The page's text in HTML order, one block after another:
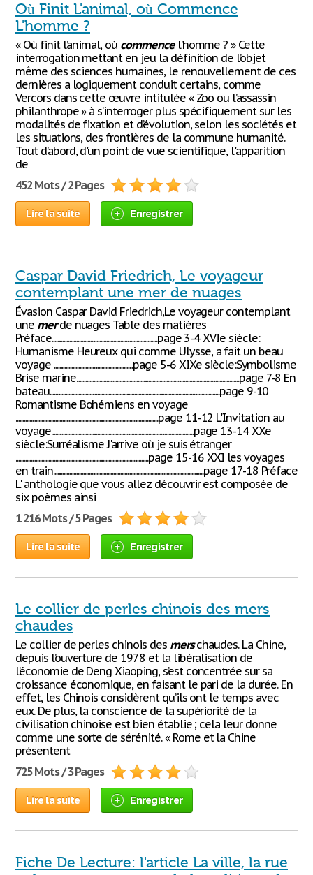
Où Finit L'animal, où Commence
L'homme ?
« Où finit l’animal, où commencel’homme ? » Cette
interrogation mettant en jeu la définition de l’objet
même des sciences humaines, le renouvellement de ces
dernières a logiquement conduit certains, comme
Vercors dans cette œuvre intitulée « Zoo ou l’assassin
philanthrope » à s’interroger plus spécifiquement sur les
modalités de fixation et d’évolution, selon les sociétés et
les situations, des frontières de la commune humanité.
Tout d’abord, d'un point de vue scientifique, l'apparition
de
452 Mots / 2 Pages
Lire la suite Enregistrer
Caspar David Friedrich, Le voyageur
contemplant une mer de nuages
Évasion Caspar David Friedrich,Le voyageur contemplant
une merde nuages Table des matières
Préface.............................................................................page 3-4 XVIe siècle:
Humanisme Heureux qui comme Ulysse, a fait un beau
voyage ..........................................................page 5-6 XIXe siècle:Symbolisme
Brise marine.......................................................................................................................page 7-8 En
bateau............................................................................................................................page 9-10
Romantisme Bohémiens en voyage
........................................................................................................page 11-12 L'Invitation au
voyage........................................................................................................page 13-14 XXe
siècle:Surréalisme J'arrive où je suis étranger
.................................................................................................page 15-16 XXI les voyages
en train..............................................................................................................page 17-18 Préface
L' anthologie que vous allez découvrir est composée de
six poèmes ainsi
1 216 Mots / 5 Pages
Lire la suite Enregistrer
Le collier de perles chinois des mers
chaudes
Le collier de perles chinois des merschaudes. La Chine,
depuis l’ouverture de 1978 et la libéralisation de
l’économie de Deng Xiaoping, s’est concentrée sur sa
croissance économique, en faisant le pari de la durée. En
effet, les Chinois considèrent qu’ils ont le temps avec
eux. De plus, la conscience de la supériorité de la
civilisation chinoise est bien établie ; cela leur donne
comme une sorte de sérénité. « Rome et la Chine
présentent
725 Mots / 3 Pages
Lire la suite Enregistrer
Fiche De Lecture: l'article La ville, la rue